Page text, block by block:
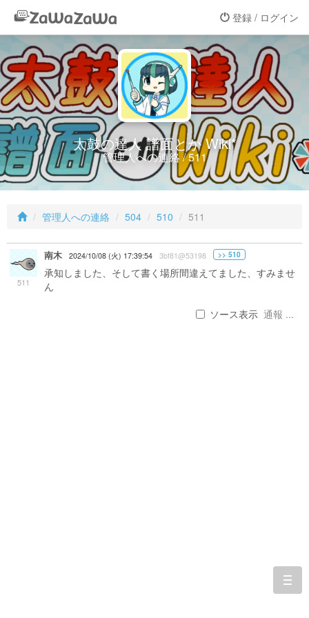
登録 / ログイン
太鼓の達人 譜面とか Wiki*
管理人への連絡 / 511
管理人への連絡 504 510 511
511
南木 2024/10/08 (火) 17:39:54 3bf81@53198 >> 510
承知しました、そして書く場所間違えてました、すみませ
ん
ソース表示 通報 ...